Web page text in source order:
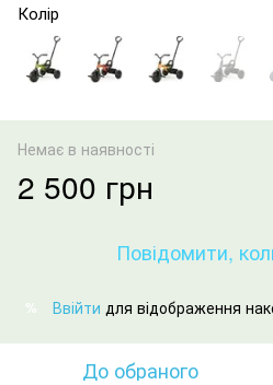
Колір
Немає в наявності
2 500 грн
Повідомити,
% Ввійти для відображення
До обраного